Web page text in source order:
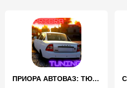
ПРИОРА АВТОВАЗ: ТЮНИНГ И ДРИФТ